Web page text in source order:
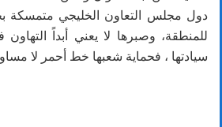
دول مجلس التعاون الخليجي متمسكة
للمنطقة، وصبرها لا يعني أبداً
سيادتها ، فحماية شعبها خط أحمر لا